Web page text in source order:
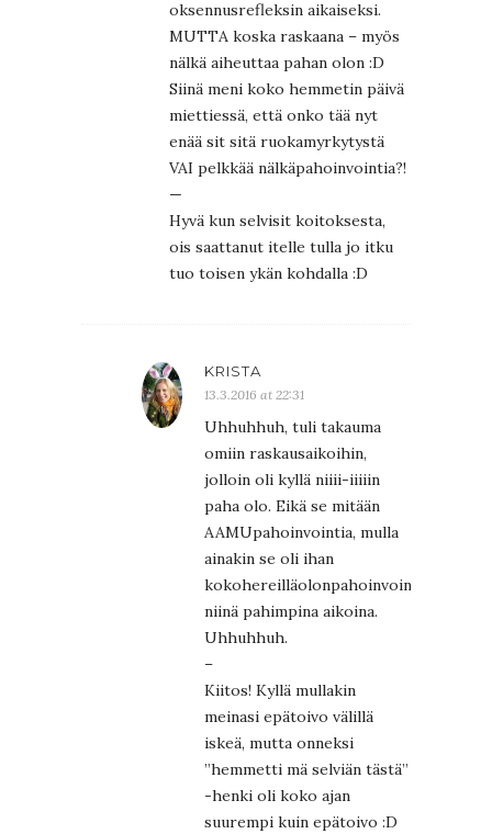
oksennusrefleksin aikaiseksi.
MUTTA koska raskaana – myös
nälkä aiheuttaa pahan olon :D
Siinä meni koko hemmetin päivä
miettiessä, että onko tää nyt
enää sit sitä ruokamyrkytystä
VAI pelkkää nälkäpahoinvointia?!
—
Hyvä kun selvisit koitoksesta,
ois saattanut itelle tulla jo itku
tuo toisen ykän kohdalla :D
KRISTA
13.3.2016 at 22:31
Uhhuhhuh, tuli takauma
omiin raskausaikoihin,
jolloin oli kyllä niiii-iiiiin
paha olo. Eikä se mitään
AAMUpahoinvointia, mulla
ainakin se oli ihan
kokohereilläolonpahoinvointi
niinä pahimpina aikoina.
Uhhuhhuh.
–
Kiitos! Kyllä mullakin
meinasi epätoivo välillä
iskeä, mutta onneksi
”hemmetti mä selviän tästä”
-henki oli koko ajan
suurempi kuin epätoivo :D